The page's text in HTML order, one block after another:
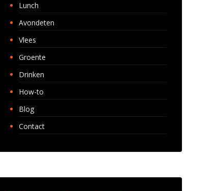
Lunch
Avondeten
Vlees
Groente
Drinken
How-to
Blog
Contact